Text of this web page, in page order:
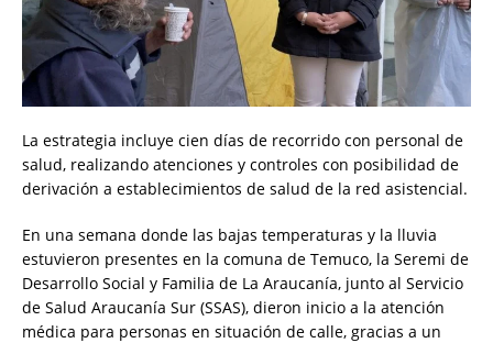
La estrategia incluye cien días de recorrido con personal de
salud, realizando atenciones y controles con posibilidad de
derivación a establecimientos de salud de la red asistencial.
En una semana donde las bajas temperaturas y la lluvia
estuvieron presentes en la comuna de Temuco, la Seremi de
Desarrollo Social y Familia de La Araucanía, junto al Servicio
de Salud Araucanía Sur (SSAS), dieron inicio a la atención
médica para personas en situación de calle, gracias a un